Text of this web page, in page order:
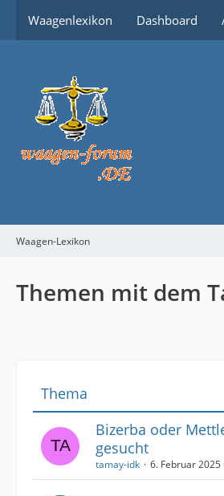
Waagenlexikon Dashboard
Waagen-Lexikon
Themen mit dem
Thema
Bizerba oder
gesucht
tamay-idk 6. Februar 2025